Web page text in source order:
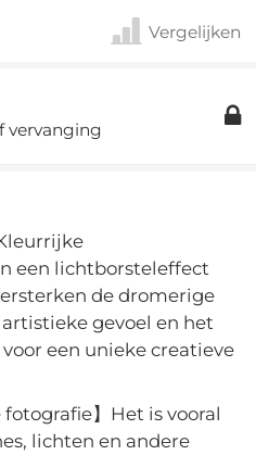
Vergelijken
vervanging
een lichtborsteleffect
de dromerige
gevoel en het
een unieke creatieve
】Het is vooral
lichten en andere